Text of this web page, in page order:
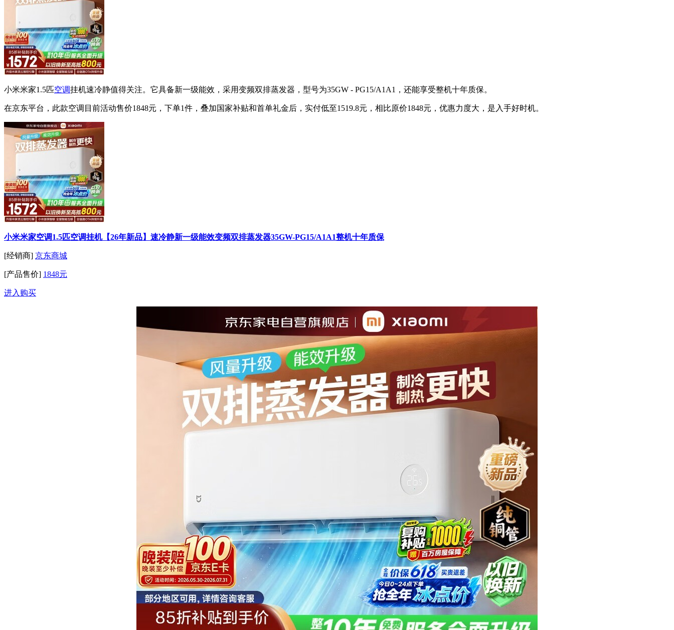
小米米家1.5匹空调挂机速冷静值得关注。它具备新一级能效，采用变频双排蒸发器，型号为35GW - PG15/A1A1，还能享受整机十年质保。
在京东平台，此款空调目前活动售价1848元，下单1件，叠加国家补贴和首单礼金后，实付低至1519.8元，相比原价1848元，优惠力度大，是入手好时机。
小米米家空调1.5匹空调挂机【26年新品】速冷静新一级能效变频双排蒸发器35GW-PG15/A1A1整机十年质保
[经销商] 京东商城
[产品售价] 1848元
进入购买